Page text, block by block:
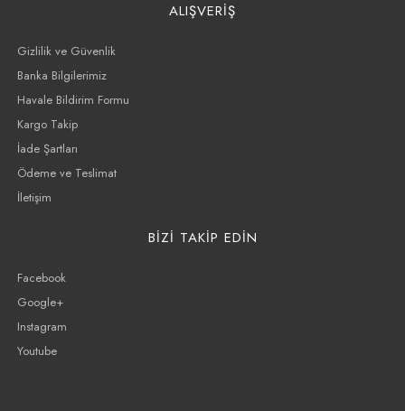
ALIŞVERİŞ
Gizlilik ve Güvenlik
Banka Bilgilerimiz
Havale Bildirim Formu
Kargo Takip
İade Şartları
Ödeme ve Teslimat
İletişim
BİZİ TAKİP EDİN
Facebook
Google+
Instagram
Youtube